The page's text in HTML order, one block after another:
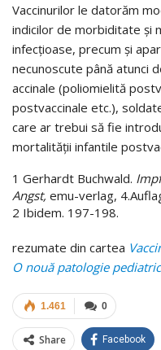
Vaccinurilor le datorăm
indicilor de morbiditate şi
infecţioase, precum şi
necunoscute până atunci
accinale (poliomielită
postvaccinale etc.),
care ar trebui să fie
mortalităţii infantile
1 Gerhardt Buchwald.
Angst, emu-verlag,
2 Ibidem. 197-198.
rezumate din cartea
O nouă patologie
0
1.461
Share Facebook